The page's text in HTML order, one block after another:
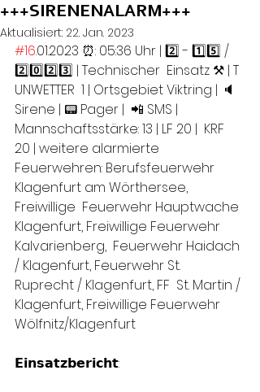
+++SIRENENALARM+++
Aktualisiert: 22. Jan. 2023
#16.01.2023 ⏰: 05:36 Uhr | 2️⃣ - 1️⃣5️⃣ /
2️⃣0️⃣2️⃣3️⃣ | Technischer  Einsatz ⚒ | T
UNWETTER  1 | Ortsgebiet Viktring | 🔈
Sirene | 📟 Pager |  📲 SMS |
Mannschaftsstärke: 13 | LF 20 |  KRF
20 | weitere alarmierte
Feuerwehren: Berufsfeuerwehr
Klagenfurt am Wörthersee,
Freiwillige  Feuerwehr Hauptwache
Klagenfurt, Freiwillige Feuerwehr
Kalvarienberg,  Feuerwehr Haidach
/ Klagenfurt, Feuerwehr St.
Ruprecht / Klagenfurt, FF  St. Martin /
Klagenfurt, Freiwillige Feuerwehr
Wölfnitz/Klagenfurt
𝗘𝗶𝗻𝘀𝗮𝘁𝘇𝗯𝗲𝗿𝗶𝗰𝗵𝘁: